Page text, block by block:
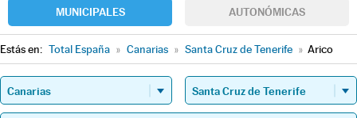
MUNICIPALES AUTONÓMICAS
Estás en: Total España » Canarias » Santa Cruz de Tenerife » Arico